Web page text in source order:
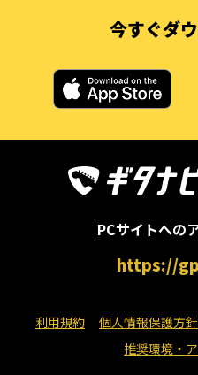
今すぐダ
PCサイトへの
https://
利用規約 個人情報保護方針
推奨環境・